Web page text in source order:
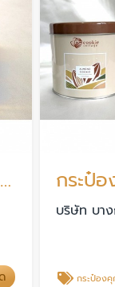
รับผลิตกระป๋องพริกไทย สมุทรสาคร กระป๋อ
บริษัท บา
กระป๋องคุก